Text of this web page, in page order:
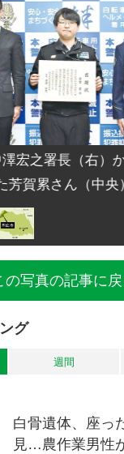
宏之署長（右）
芳賀累さん（中央
の写真の記事に戻
グ
週間
白骨遺体、座っ
見…農作業男性